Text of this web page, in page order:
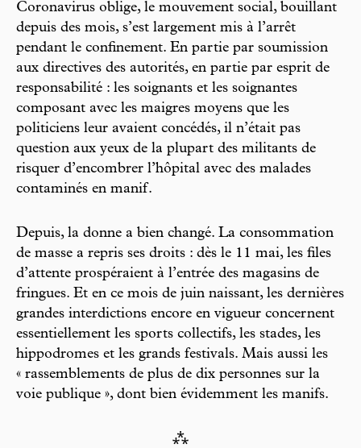
Coronavirus oblige, le mouvement social, bouillant
depuis des mois, s’est largement mis à l’arrêt
pendant le confinement. En partie par soumission
aux directives des autorités, en partie par esprit de
responsabilité : les soignants et les soignantes
composant avec les maigres moyens que les
politiciens leur avaient concédés, il n’était pas
question aux yeux de la plupart des militants de
risquer d’encombrer l’hôpital avec des malades
contaminés en manif.
Depuis, la donne a bien changé. La consommation
de masse a repris ses droits : dès le 11 mai, les files
d’attente prospéraient à l’entrée des magasins de
fringues. Et en ce mois de juin naissant, les dernières
grandes interdictions encore en vigueur concernent
essentiellement les sports collectifs, les stades, les
hippodromes et les grands festivals. Mais aussi les
« rassemblements de plus de dix personnes sur la
voie publique », dont bien évidemment les manifs.
⁂